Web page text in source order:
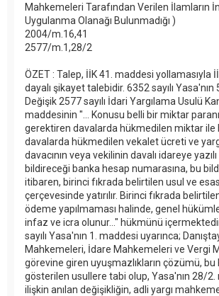
Mahkemeleri Tarafından Verilen İlamların
Uygulanma Olanağı Bulunmadığı )
2004/m.16,41
2577/m.1,28/2
ÖZET : Talep, İİK 41. maddesi yollamasıyla
dayalı şikayet talebidir. 6352 sayılı
Değişik 2577 sayılı İdari Yargılama Usulü
maddesinin "... Konusu belli bir miktar
gerektiren davalarda hükmedilen miktar ile
davalarda hükmedilen vekalet ücreti ve
davacının veya vekilinin davalı idareye
bildireceği banka hesap numarasına, bu
itibaren, birinci fıkrada belirtilen usul ve
çerçevesinde yatırılır. Birinci fıkrada
ödeme yapılmaması halinde, genel
infaz ve icra olunur..." hükmünü
sayılı Yasa'nın 1. maddesi uyarınca;
Mahkemeleri, İdare Mahkemeleri ve Vergi
görevine giren uyuşmazlıkların çözümü, bu
gösterilen usullere tabi olup, Yasa'nın 28/2.
ilişkin anılan değişikliğin, adli yargı